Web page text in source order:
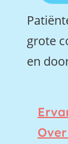
grote
en